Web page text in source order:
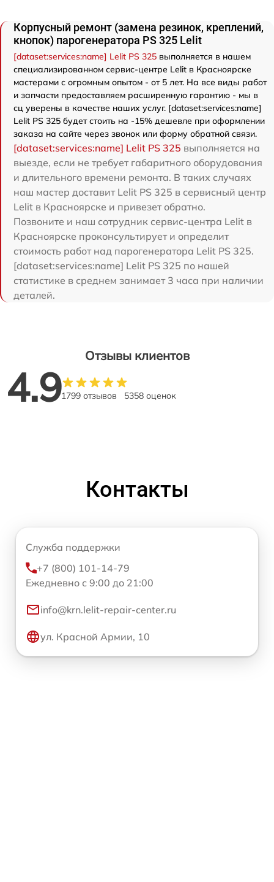
Корпусный ремонт (замена резинок, креплений,
кнопок) парогенератора PS 325 Lelit
[dataset:services:name] Lelit PS 325 выполняется в нашем
специализированном сервис-центре Lelit в Красноярске
мастерами с огромным опытом - от 5 лет. На все виды работ
и запчасти предоставляем расширенную гарантию - мы в
сц уверены в качестве наших услуг. [dataset:services:name]
Lelit PS 325 будет стоить на -15% дешевле при оформлении
заказа на сайте через звонок или форму обратной связи.
[dataset:services:name] Lelit PS 325 выполняется на
выезде, если не требует габаритного оборудования
и длительного времени ремонта. В таких случаях
наш мастер доставит Lelit PS 325 в сервисный центр
Lelit в Красноярске и привезет обратно.
Позвоните и наш сотрудник сервис-центра Lelit в
Красноярске проконсультирует и определит
стоимость работ над парогенератора Lelit PS 325.
[dataset:services:name] Lelit PS 325 по нашей
статистике в среднем занимает 3 часа при наличии
деталей.
Отзывы клиентов
4.91799 отзывов 5358 оценок
Контакты
Служба поддержки
+7 (800) 101-14-79
Ежедневно с 9:00 до 21:00
info@krn.lelit-repair-center.ru
ул. Красной Армии, 10